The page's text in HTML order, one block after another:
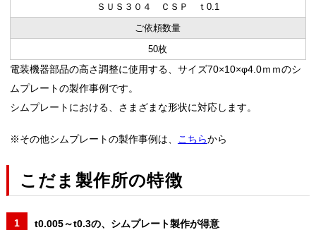
ＳＵＳ３０４ ＣＳＰ ｔ0.1
ご依頼数量
50枚
電装機器部品の高さ調整に使用する、サイズ70×10×φ4.0ｍｍのシ
ムプレートの製作事例です。
シムプレートにおける、さまざまな形状に対応します。
※その他シムプレートの製作事例は、 こちらから
こだま製作所の特徴
t0.005～t0.3の、シムプレート製作が得意